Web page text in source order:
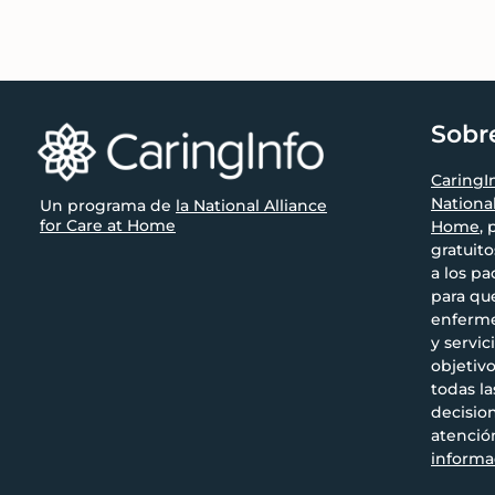
Footer
Un programa de la National Alliance
for Care at Home
Home,
a los
para
y
todas